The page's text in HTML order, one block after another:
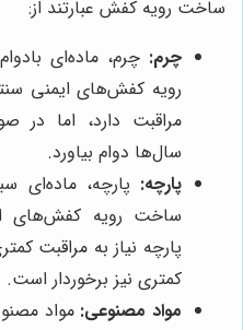
ساخت رویه کفش عبارتند از:
چرم: چرم، ماده‌ای
رویه کفش‌های ایمنی
مراقبت دارد، اما در
سال‌ها دوام بیاورد.
پارچه: پارچه،
ساخت رویه کفش‌های
پارچه نیاز به مراقبت
کمتری نیز برخوردار است.
مواد مصنوعی: مواد